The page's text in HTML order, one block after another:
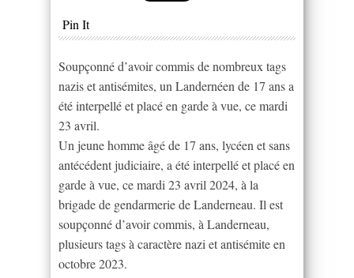
Pin It
Soupçonné d’avoir commis de nombreux tags
nazis et antisémites, un Landernéen de 17 ans a
été interpellé et placé en garde à vue, ce mardi
23 avril.
Un jeune homme âgé de 17 ans, lycéen et sans
antécédent judiciaire, a été interpellé et placé en
garde à vue, ce mardi 23 avril 2024, à la
brigade de gendarmerie de Landerneau. Il est
soupçonné d’avoir commis, à Landerneau,
plusieurs tags à caractère nazi et antisémite en
octobre 2023.